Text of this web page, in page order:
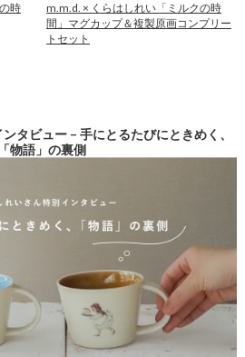
時
m.m.d. × くらはしれい「ミルクの時
間」マグカップ＆複製原画コンプリー
トセット
タビュー – 手にとるたびにときめく、
「物語」の裏側